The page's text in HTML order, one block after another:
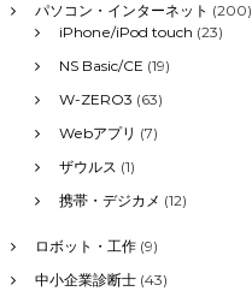
パソコン・インターネット (200)
iPhone/iPod touch (23)
NS Basic/CE (19)
W-ZERO3 (63)
Webアプリ (7)
ザウルス (1)
携帯・デジカメ (12)
ロボット・工作(9)
中小企業診断士(43)